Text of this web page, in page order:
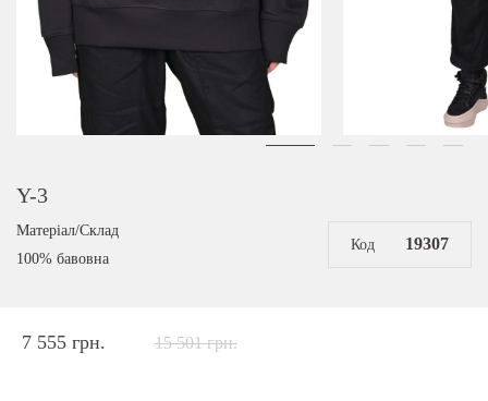
Y-3
Матеріал/Склад
100% бавовна
Код 19307
7 555 грн. 15 501 грн.